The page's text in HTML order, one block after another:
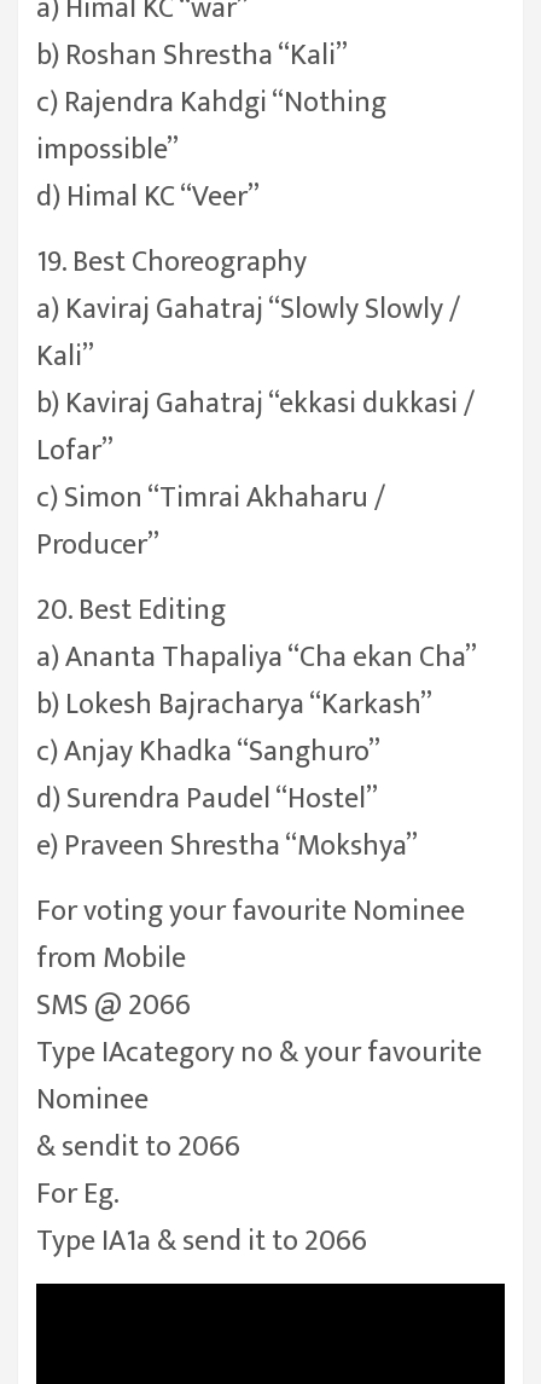
b) Roshan Shrestha “Kali”
c) Rajendra Kahdgi “Nothing
impossible”
d) Himal KC “Veer”
19. Best Choreography
a) Kaviraj Gahatraj “Slowly Slowly /
Kali”
b) Kaviraj Gahatraj “ekkasi dukkasi /
Lofar”
c) Simon “Timrai Akhaharu /
Producer”
20. Best Editing
a) Ananta Thapaliya “Cha ekan Cha”
b) Lokesh Bajracharya “Karkash”
c) Anjay Khadka “Sanghuro”
d) Surendra Paudel “Hostel”
e) Praveen Shrestha “Mokshya”
For voting your favourite Nominee
from Mobile
SMS @ 2066
Type IAcategory no & your favourite
Nominee
& sendit to 2066
For Eg.
Type IA1a & send it to 2066